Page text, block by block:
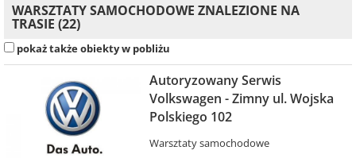
WARSZTATY SAMOCHODOWE ZNALEZIONE NA
TRASIE (22)
pokaż także obiekty w pobliżu
Autoryzowany Serwis
Volkswagen - Zimny ul. Wojska
Polskiego 102
Warsztaty samochodowe